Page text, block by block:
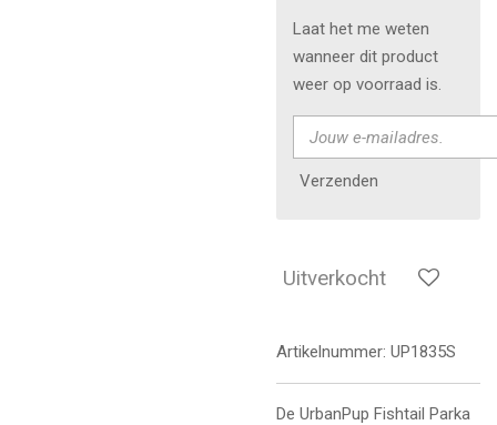
Laat het me weten
wanneer dit product
weer op voorraad is.
Verzenden
Uitverkocht
Artikelnummer: UP1835S
De UrbanPup Fishtail Parka